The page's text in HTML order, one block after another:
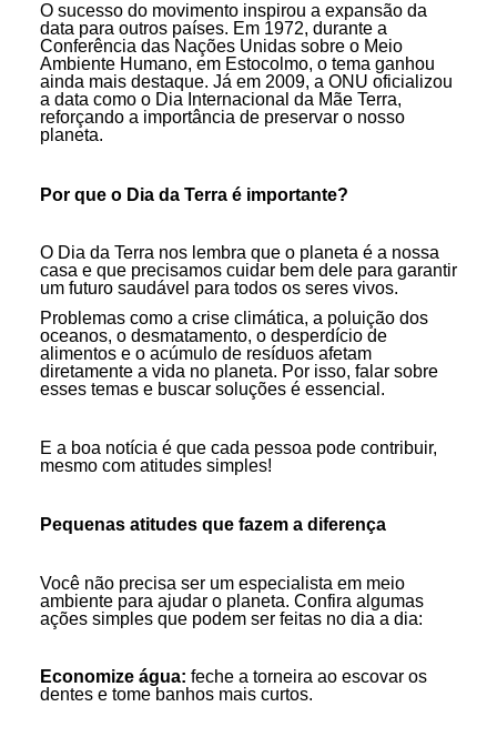
O sucesso do movimento inspirou a expansão da
data para outros países. Em 1972, durante a
Conferência das Nações Unidas sobre o Meio
Ambiente Humano, em Estocolmo, o tema ganhou
ainda mais destaque. Já em 2009, a ONU oficializou
a data como o Dia Internacional da Mãe Terra,
reforçando a importância de preservar o nosso
planeta.
Por que o Dia da Terra é importante?
O Dia da Terra nos lembra que o planeta é a nossa
casa e que precisamos cuidar bem dele para garantir
um futuro saudável para todos os seres vivos.
Problemas como a crise climática, a poluição dos
oceanos, o desmatamento, o desperdício de
alimentos e o acúmulo de resíduos afetam
diretamente a vida no planeta. Por isso, falar sobre
esses temas e buscar soluções é essencial.
E a boa notícia é que cada pessoa pode contribuir,
mesmo com atitudes simples!
Pequenas atitudes que fazem a diferença
Você não precisa ser um especialista em meio
ambiente para ajudar o planeta. Confira algumas
ações simples que podem ser feitas no dia a dia:
Economize água: feche a torneira ao escovar os
dentes e tome banhos mais curtos.